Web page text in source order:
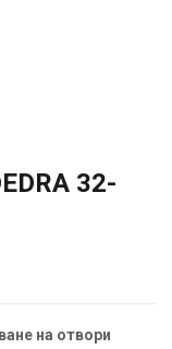
32-
на отвори